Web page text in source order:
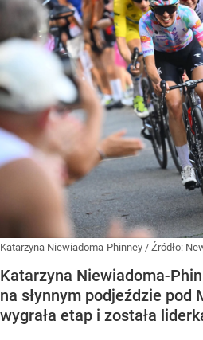
Katarzyna Niewiadoma-Phinney / Źródło:
Katarzyna Niewiadoma-
na słynnym podjeździe pod
wygrała etap i została